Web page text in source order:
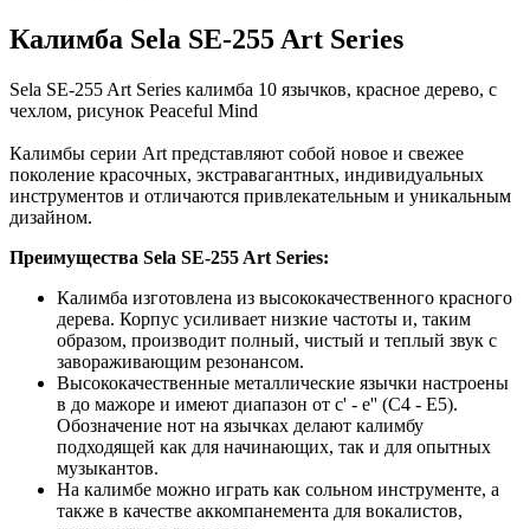
Калимба Sela SE-255 Art Series
Sela SE-255 Art Series калимба 10 язычков, красное дерево, с
чехлом, рисунок Peaceful Mind
Калимбы серии Art представляют собой новое и свежее
поколение красочных, экстравагантных, индивидуальных
инструментов и отличаются привлекательным и уникальным
дизайном.
Преимущества Sela SE-255 Art Series:
Калимба изготовлена из высококачественного красного
дерева. Корпус усиливает низкие частоты и, таким
образом, производит полный, чистый и теплый звук с
завораживающим резонансом.
Высококачественные металлические язычки настроены
в до мажоре и имеют диапазон от c' - e'' (C4 - E5).
Обозначение нот на язычках делают калимбу
подходящей как для начинающих, так и для опытных
музыкантов.
На калимбе можно играть как сольном инструменте, а
также в качестве аккомпанемента для вокалистов,